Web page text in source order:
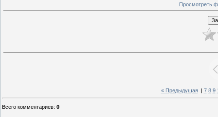
Просмотреть
« Предыдущая| 7 8 9
Всего комментариев: 0